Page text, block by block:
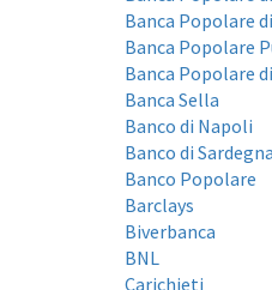
Banca Popolare
Banca Popolare
Banca Popolare
Banca Sella
Banco di Napoli
Banco di Sardegna
Banco Popolare
Barclays
Biverbanca
BNL
Carichieti